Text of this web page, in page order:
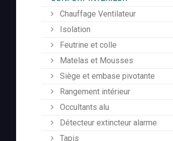
Chauffage Ventilateur
Isolation
Feutrine et colle
Matelas et Mousses
Siège et embase pivotante
Rangement intérieur
Occultants alu
Détecteur extincteur alarme
Tapis